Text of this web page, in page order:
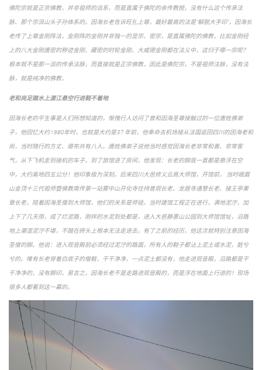
佛陀宗就是正宗佛教，并非祖师的派系，而是直属于佛陀的亲传教授，没有什么这个传承法
脉、那个宗派山头子孙体系的。因海长老告诉旺扎上尊，最好最高的法是“解脱大手印“，因海长
老传了上尊金刚阵法，金刚阵的金刚并非独一的显宗、密宗，是直属佛陀的佛教，比如金刚经
上的八大金刚唐密的秽迹金刚、藏密的时轮金刚、大威德金刚都在法义中，这归于哪一宗呢？
根本就不是那一派的传承法脉，而直接就是正宗佛教，因此是佛陀宗，不是祖师法脉，没有法
脉，就是纯净的佛教。
老和尚足踏水上渡江悬空行进鞋不着地
因海长老的平生事是人们所想知道的，惭愧行人访问了曾和因海圣尊接触过的一位唐姓佛弟
子，他回忆大约1980年时，也就是大约是37 年前，他奉命去机场接从法国返回四川的因海老和
尚，当时随行的方丈、堪布共有八人。唐姓佛弟子说他当时感觉因海长老非常和善、非常客
气，从下飞机走到接机的车子，到了旅馆进了房间，他发现：长老的脚底一直都是悬浮在空
中，大约离地四五公分！他印象极为深刻。后来四川大邑修义云高大师馆，开馆前， 当时峨眉
山金顶十三代祖师暨佛教南传第一站雾中山开化寺住持普观长老、龙居寺通慧长老、接王亭果
章长老，陪着因海圣僧到大师馆，他们的关系是师徒。当时建馆工程正在进行，满地泥泞，加
上下了几天雨，成了烂泥路，刚拌的水泥到处都是，进入大邑静惠山公园到大师馆馆址，沿路
地上潮湿泥泞不堪，不踏在砖头上根本无法走进去。有了之前的经历，他这次就特别注意因海
圣僧的脚。他说：进入观音殿前必须经过泥泞的路面，所有人的鞋子都沾上泥土或水泥，脏兮
兮的。唯有长老穿着白底子的僧鞋，干干净净，一点泥土都没有，他走进观音殿，沿路都是干
干净净的，没有脚印。易言之，因海长老不是走路进观音殿的，而是浮在地面上行进的！现场
很多人都看到这一幕的。